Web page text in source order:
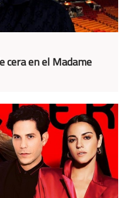
cera en el Madame